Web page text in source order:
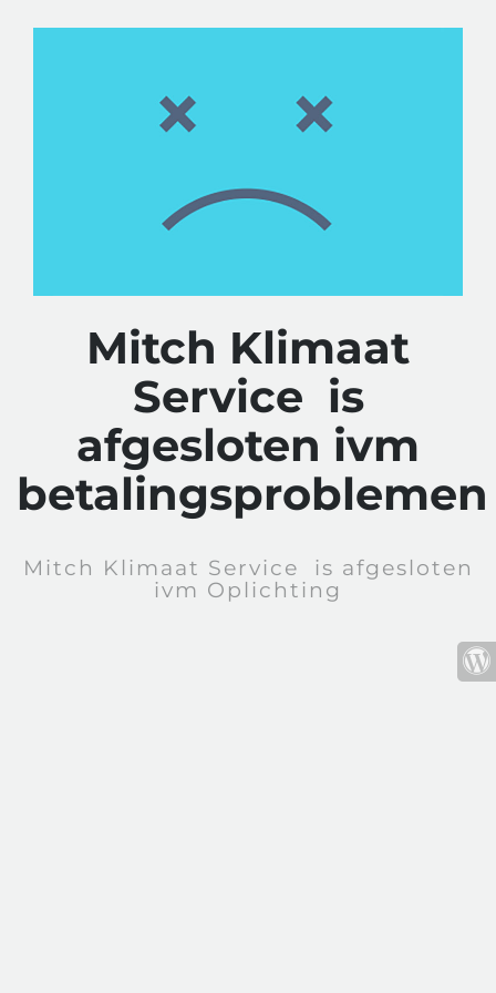
Mitch Klimaat
Service is
afgesloten ivm
betalingsproblemen
Mitch Klimaat Service is afgesloten
ivm Oplichting